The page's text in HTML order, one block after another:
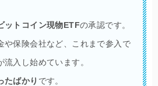
ットコイン現物ETFの承認です。
や保険会社など、これまで参入で
流入し始めています。
たばかり です。